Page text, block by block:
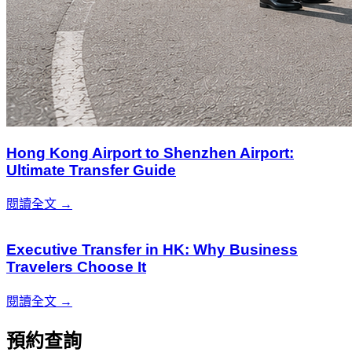
Hong Kong Airport to Shenzhen Airport:
Ultimate Transfer Guide
閱讀全文 →
Executive Transfer in HK: Why Business
Travelers Choose It
閱讀全文 →
預約查詢